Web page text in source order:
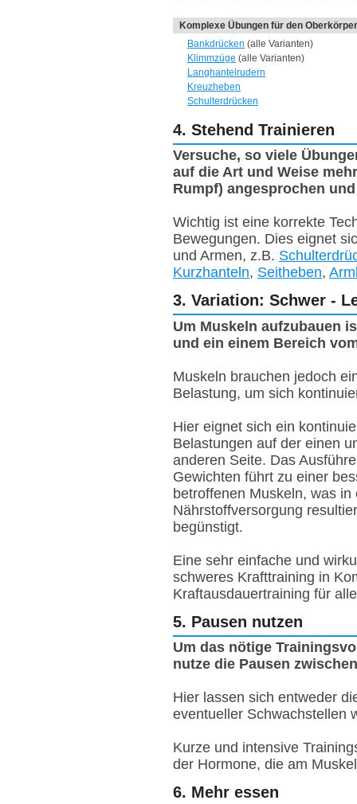
Komplexe Übungen für den Oberkörper
Bankdrücken (alle Varianten)
Klimmzüge (alle Varianten)
Langhantelrudern
Kreuzheben
Schulterdrücken
4. Stehend Trainieren
Versuche, so viele
auf die Art und Weise
Rumpf) angesprochen
Wichtig ist eine korrekte
Bewegungen. Dies eignet
und Armen, z.B.
Kurzhanteln, Seitheben,
3. Variation: Schwer -
Um Muskeln aufzubauen
und ein einem Bereich
Muskeln brauchen jedoch
Belastung, um sich
Hier eignet sich ein
Belastungen auf der einen
anderen Seite. Das
Gewichten führt zu einer
betroffenen Muskeln, was
Nährstoffversorgung
begünstigt.
Eine sehr einfache und
schweres Krafttraining in
Kraftausdauertraining für
5. Pausen nutzen
Um das nötige
nutze die Pausen
Hier lassen sich entweder
eventueller Schwachstellen
Kurze und intensive
der Hormone, die am
6. Mehr essen